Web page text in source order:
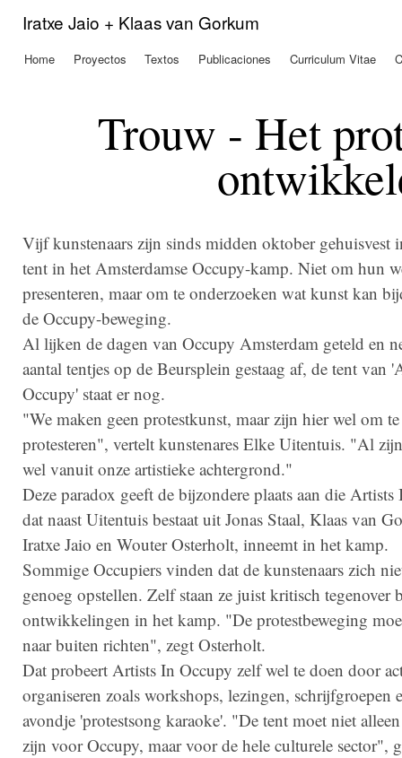
Iratxe Jaio + Klaas van Gorkum
Menú principal
Home Proyectos Textos Publicaciones Curriculum Vitae
Trouw - Het
Vijf kunstenaars zijn sinds midden oktober gehuisvest
tent in het Amsterdamse Occupy-kamp. Niet om hun
presenteren, maar om te onderzoeken wat kunst kan
de Occupy-beweging.
Al lijken de dagen van Occupy Amsterdam geteld en
aantal tentjes op de Beursplein gestaag af, de tent van
Occupy' staat er nog.
"We maken geen protestkunst, maar zijn hier wel om te
protesteren", vertelt kunstenares Elke Uitentuis. "Al
wel vanuit onze artistieke achtergrond."
Deze paradox geeft de bijzondere plaats aan die
dat naast Uitentuis bestaat uit Jonas Staal, Klaas van
Iratxe Jaio en Wouter Osterholt, inneemt in het kamp.
Sommige Occupiers vinden dat de kunstenaars zich
genoeg opstellen. Zelf staan ze juist kritisch tegenover
ontwikkelingen in het kamp. "De protestbeweging
naar buiten richten", zegt Osterholt.
Dat probeert Artists In Occupy zelf wel te doen door
organiseren zoals workshops, lezingen, schrijfgroepen
avondje 'protestsong karaoke'. "De tent moet niet
zijn voor Occupy, maar voor de hele culturele sector",